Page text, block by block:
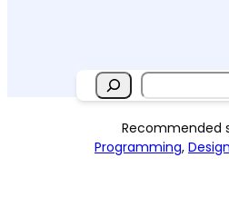
Recommended
Programming, Design